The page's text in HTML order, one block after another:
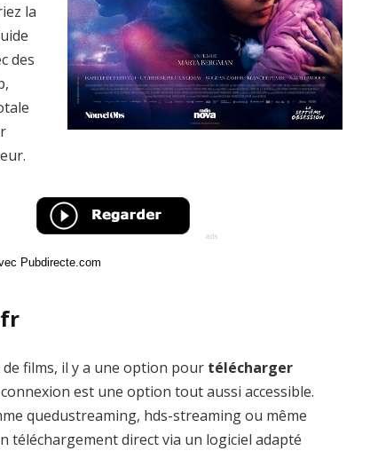
la
des
Pubdirecte.com
films, il y a une option pour télécharger
est une option tout aussi accessible.
quedustreaming, hds-streaming ou même
téléchargement direct via un logiciel adapté